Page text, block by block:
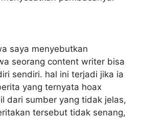
saya menyebutkan
seorang content writer bisa
sendiri. hal ini terjadi jika ia
yang ternyata hoax
dari sumber yang tidak jelas,
tersebut tidak senang,